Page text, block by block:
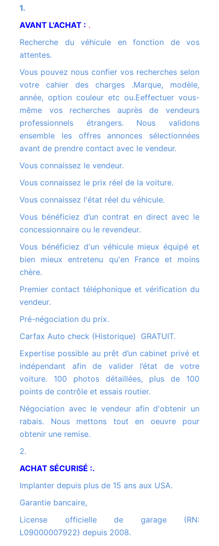
1.
AVANT L'ACHAT : .
Recherche du véhicule en fonction de vos
attentes.
Vous pouvez nous confier vos recherches selon
votre cahier des charges .Marque, modèle,
année, option couleur etc ou.Eeffectuer vous-
même vos recherches auprès de vendeurs
professionnels étrangers. Nous validons
ensemble les offres annonces sélectionnées
avant de prendre contact avec le vendeur.
Vous connaissez le vendeur.
Vous connaissez le prix réel de la voiture.
Vous connaissez l'état réel du véhicule.
Vous bénéficiez d’un contrat en direct avec le
concessionnaire ou le revendeur.
Vous bénéficiez d'un véhicule mieux équipé et
bien mieux entretenu qu'en France et moins
chère.
Premier contact téléphonique et vérification du
vendeur.
Pré-négociation du prix.
Carfax Auto check (Historique) GRATUIT.
Expertise possible au prêt d’un cabinet privé et
indépendant afin de valider l’état de votre
voiture. 100 photos détaillées, plus de 100
points de contrôle et essais routier.
Négociation avec le vendeur afin d'obtenir un
rabais. Nous mettons tout en oeuvre pour
obtenir une remise.
2.
ACHAT SÉCURISÉ :.
Implanter depuis plus de 15 ans aux USA.
Garantie bancaire,
License officielle de garage (RN:
L09000007922) depuis 2008.